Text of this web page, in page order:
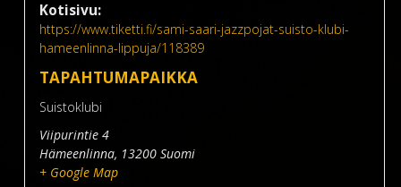
Kotisivu:
https://www.tiketti.fi/sami-saari-jazzpojat-suisto-klubi-
hameenlinna-lippuja/118389
TAPAHTUMAPAIKKA
Suistoklubi
Viipurintie 4
Hämeenlinna, 13200 Suomi
+ Google Map